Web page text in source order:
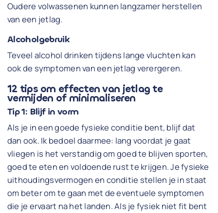
Oudere volwassenen kunnen langzamer herstellen
van een jetlag.
Alcoholgebruik
Teveel alcohol drinken tijdens lange vluchten kan
ook de symptomen van een jetlag verergeren.
12 tips om effecten van jetlag te
vermijden of minimaliseren
Tip 1: Blijf in vorm
Als je in een goede fysieke conditie bent, blijf dat
dan ook. Ik bedoel daarmee: lang voordat je gaat
vliegen is het verstandig om goed te blijven sporten,
goed te eten en voldoende rust te krijgen. Je fysieke
uithoudingsvermogen en conditie stellen je in staat
om beter om te gaan met de eventuele symptomen
die je ervaart na het landen. Als je fysiek niet fit bent